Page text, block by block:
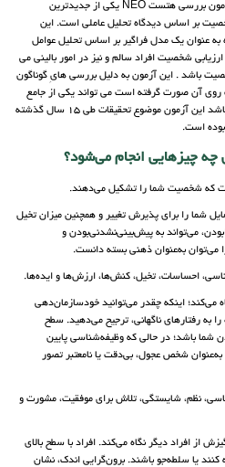
نگذارید، آگاه باشید که این هدف از این آزمون بررسی هتست NEO یکی از جدیدترین
بر اساس دیدگاه تحلیل عاملی است. این
اصلی امروزه به عنوان یک مدل فراگیر بر اساس تحلیل عوامل
شخصیت افراد سالم و نیز در امور بالینی می
باشد . این آزمون به دلیل بررسی هایِ گوناگون
آن صورت گرفته است می تواند یکی از جامع
ترین آزمون ها در زمینه ارزیابی شخصیت باشد این آزمون موضوع تحقیقات طی 15 سال گذشته
بوده است.
شما را برای پذیرش تغییر و همچنین میزان تخیل
می‌تواند به پیش‌بینی‌نشدنی‌بودن و
می‌توان به‌عنوان ذهنی بسته دانست.
می‌کند؛ اینکه چقدر می‌توانید خودسازمان‌دهی
به رفتارهای ناگهانی، ترجیح می‌دهید. سطح
شما باشد؛ در حالی که وظیفه‌شناسی پایین
شخص عجول، بی‌دقت یا نامعتبر تصور
نظم، شایستگی، تلاش برای موفقیت، مشورت و
از افراد دیگر نگاه می‌کند. افراد با سطح بالای
کنند یا سلطه‌جو باشند. برون‌گرایی اندک، نشان